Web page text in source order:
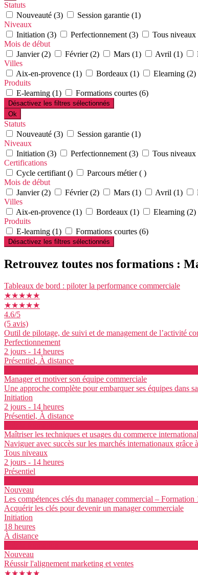
Statuts
Nouveauté (3)
Session garantie (1)
Niveaux
Initiation (3)
Perfectionnement (3)
Tous niveaux
Mois de début
Janvier (2)
Février (2) Mars (1) Avril (1)
Villes
Aix-en-provence (1)
Bordeaux (1) Elearning (2)
Produits
E-learning (1)
Formations courtes (6)
Désactivez les filtres sélectionnés
Ok
Statuts
Nouveauté (3)
Session garantie (1)
Niveaux
Initiation (3)
Perfectionnement (3)
Tous niveaux
Certifications
Cycle certifiant ()
Parcours métier ( )
Mois de début
Janvier (2)
Février (2) Mars (1) Avril (1)
Villes
Aix-en-provence (1)
Bordeaux (1) Elearning (2)
Produits
E-learning (1)
Formations courtes (6)
Désactivez les filtres sélectionnés
Retrouvez toutes nos formations :
Tableaux de bord : piloter la performance commerciale
★★★★★
★★★★★
4.6/5
(5 avis)
Outil de pilotage, de suivi et de management de l’activité
Perfectionnement
2 jours - 14 heures
Présentiel, À distance
Manager et motiver son équipe commerciale
Une approche complète pour embarquer ses équipes dans
Initiation
2 jours - 14 heures
Présentiel, À distance
Maîtriser les techniques et usages du commerce international
Naviguer avec succès sur les marchés internationaux grâce
Tous niveaux
2 jours - 14 heures
Présentiel
Nouveau
Les compétences clés du manager commercial – Formation
Acquérir les clés pour devenir un manager commerciale
Initiation
18 heures
À distance
Nouveau
Réussir l'alignement marketing et ventes